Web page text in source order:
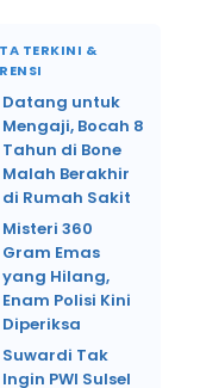
TERKINI &
Datang untuk
Mengaji, Bocah 8
Tahun di Bone
Malah Berakhir
di Rumah Sakit
Misteri 360
Gram Emas
yang Hilang,
Enam Polisi Kini
Diperiksa
Suwardi Tak
Ingin PWI Sulsel